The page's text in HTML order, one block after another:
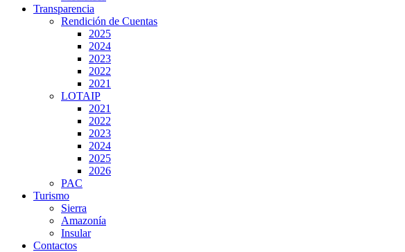
Transparencia
Rendición de Cuentas
2025
2024
2023
2022
2021
LOTAIP
2021
2022
2023
2024
2025
2026
PAC
Turismo
Sierra
Amazonía
Insular
Contactos